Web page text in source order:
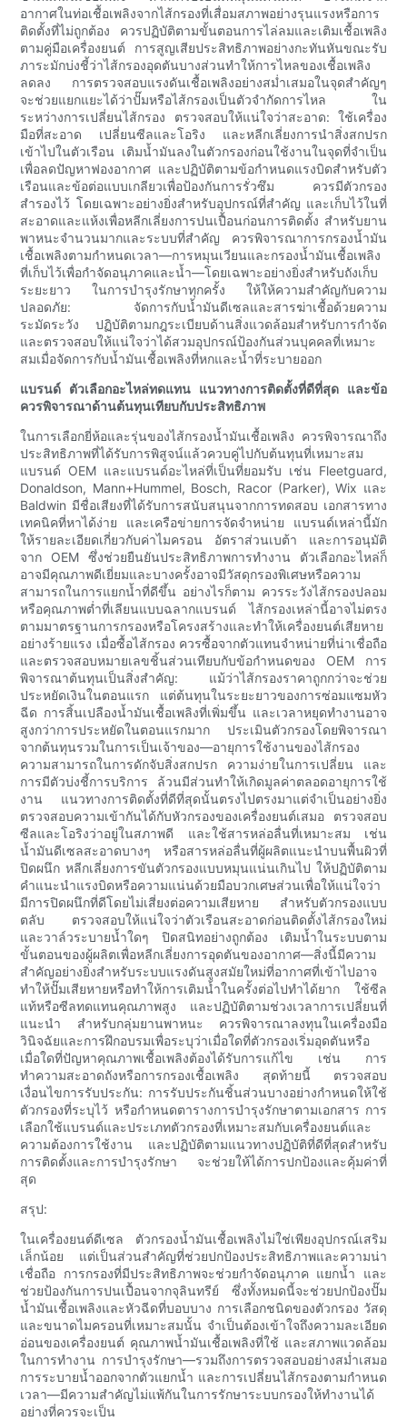
อากาศในท่อเชื้อเพลิงจากไส้กรองที่เสื่อมสภาพอย่างรุนแรงหรือการ
ติดตั้งที่ไม่ถูกต้อง ควรปฏิบัติตามขั้นตอนการไล่ลมและเติมเชื้อเพลิง
ตามคู่มือเครื่องยนต์ การสูญเสียประสิทธิภาพอย่างกะทันหันขณะรับ
ภาระมักบ่งชี้ว่าไส้กรองอุดตันบางส่วนทำให้การไหลของเชื้อเพลิง
ลดลง การตรวจสอบแรงดันเชื้อเพลิงอย่างสม่ำเสมอในจุดสำคัญๆ
จะช่วยแยกแยะได้ว่าปั๊มหรือไส้กรองเป็นตัวจำกัดการไหล ใน
ระหว่างการเปลี่ยนไส้กรอง ตรวจสอบให้แน่ใจว่าสะอาด: ใช้เครื่อง
มือที่สะอาด เปลี่ยนซีลและโอริง และหลีกเลี่ยงการนำสิ่งสกปรก
เข้าไปในตัวเรือน เติมน้ำมันลงในตัวกรองก่อนใช้งานในจุดที่จำเป็น
เพื่อลดปัญหาฟองอากาศ และปฏิบัติตามข้อกำหนดแรงบิดสำหรับตัว
เรือนและข้อต่อแบบเกลียวเพื่อป้องกันการรั่วซึม ควรมีตัวกรอง
สำรองไว้ โดยเฉพาะอย่างยิ่งสำหรับอุปกรณ์ที่สำคัญ และเก็บไว้ในที่
สะอาดและแห้งเพื่อหลีกเลี่ยงการปนเปื้อนก่อนการติดตั้ง สำหรับยาน
พาหนะจำนวนมากและระบบที่สำคัญ ควรพิจารณาการกรองน้ำมัน
เชื้อเพลิงตามกำหนดเวลา—การหมุนเวียนและกรองน้ำมันเชื้อเพลิง
ที่เก็บไว้เพื่อกำจัดอนุภาคและน้ำ—โดยเฉพาะอย่างยิ่งสำหรับถังเก็บ
ระยะยาว ในการบำรุงรักษาทุกครั้ง ให้ให้ความสำคัญกับความ
ปลอดภัย: จัดการกับน้ำมันดีเซลและสารฆ่าเชื้อด้วยความ
ระมัดระวัง ปฏิบัติตามกฎระเบียบด้านสิ่งแวดล้อมสำหรับการกำจัด
และตรวจสอบให้แน่ใจว่าได้สวมอุปกรณ์ป้องกันส่วนบุคคลที่เหมาะ
สมเมื่อจัดการกับน้ำมันเชื้อเพลิงที่หกและน้ำที่ระบายออก
แบรนด์ ตัวเลือกอะไหล่ทดแทน แนวทางการติดตั้งที่ดีที่สุด และข้อ
ควรพิจารณาด้านต้นทุนเทียบกับประสิทธิภาพ
ในการเลือกยี่ห้อและรุ่นของไส้กรองน้ำมันเชื้อเพลิง ควรพิจารณาถึง
ประสิทธิภาพที่ได้รับการพิสูจน์แล้วควบคู่ไปกับต้นทุนที่เหมาะสม
แบรนด์ OEM และแบรนด์อะไหล่ที่เป็นที่ยอมรับ เช่น Fleetguard,
Donaldson, Mann+Hummel, Bosch, Racor (Parker), Wix และ
Baldwin มีชื่อเสียงที่ได้รับการสนับสนุนจากการทดสอบ เอกสารทาง
เทคนิคที่หาได้ง่าย และเครือข่ายการจัดจำหน่าย แบรนด์เหล่านี้มัก
ให้รายละเอียดเกี่ยวกับค่าไมครอน อัตราส่วนเบต้า และการอนุมัติ
จาก OEM ซึ่งช่วยยืนยันประสิทธิภาพการทำงาน ตัวเลือกอะไหล่ก็
อาจมีคุณภาพดีเยี่ยมและบางครั้งอาจมีวัสดุกรองพิเศษหรือความ
สามารถในการแยกน้ำที่ดีขึ้น อย่างไรก็ตาม ควรระวังไส้กรองปลอม
หรือคุณภาพต่ำที่เลียนแบบฉลากแบรนด์ ไส้กรองเหล่านี้อาจไม่ตรง
ตามมาตรฐานการกรองหรือโครงสร้างและทำให้เครื่องยนต์เสียหาย
อย่างร้ายแรง เมื่อซื้อไส้กรอง ควรซื้อจากตัวแทนจำหน่ายที่น่าเชื่อถือ
และตรวจสอบหมายเลขชิ้นส่วนเทียบกับข้อกำหนดของ OEM การ
พิจารณาต้นทุนเป็นสิ่งสำคัญ: แม้ว่าไส้กรองราคาถูกกว่าจะช่วย
ประหยัดเงินในตอนแรก แต่ต้นทุนในระยะยาวของการซ่อมแซมหัว
ฉีด การสิ้นเปลืองน้ำมันเชื้อเพลิงที่เพิ่มขึ้น และเวลาหยุดทำงานอาจ
สูงกว่าการประหยัดในตอนแรกมาก ประเมินตัวกรองโดยพิจารณา
จากต้นทุนรวมในการเป็นเจ้าของ—อายุการใช้งานของไส้กรอง
ความสามารถในการดักจับสิ่งสกปรก ความง่ายในการเปลี่ยน และ
การมีตัวบ่งชี้การบริการ ล้วนมีส่วนทำให้เกิดมูลค่าตลอดอายุการใช้
งาน แนวทางการติดตั้งที่ดีที่สุดนั้นตรงไปตรงมาแต่จำเป็นอย่างยิ่ง
ตรวจสอบความเข้ากันได้กับหัวกรองของเครื่องยนต์เสมอ ตรวจสอบ
ซีลและโอริงว่าอยู่ในสภาพดี และใช้สารหล่อลื่นที่เหมาะสม เช่น
น้ำมันดีเซลสะอาดบางๆ หรือสารหล่อลื่นที่ผู้ผลิตแนะนำบนพื้นผิวที่
ปิดผนึก หลีกเลี่ยงการขันตัวกรองแบบหมุนแน่นเกินไป ให้ปฏิบัติตาม
คำแนะนำแรงบิดหรือความแน่นด้วยมือบวกเศษส่วนเพื่อให้แน่ใจว่า
มีการปิดผนึกที่ดีโดยไม่เสี่ยงต่อความเสียหาย สำหรับตัวกรองแบบ
ตลับ ตรวจสอบให้แน่ใจว่าตัวเรือนสะอาดก่อนติดตั้งไส้กรองใหม่
และวาล์วระบายน้ำใดๆ ปิดสนิทอย่างถูกต้อง เติมน้ำในระบบตาม
ขั้นตอนของผู้ผลิตเพื่อหลีกเลี่ยงการอุดตันของอากาศ—สิ่งนี้มีความ
สำคัญอย่างยิ่งสำหรับระบบแรงดันสูงสมัยใหม่ที่อากาศที่เข้าไปอาจ
ทำให้ปั๊มเสียหายหรือทำให้การเติมน้ำในครั้งต่อไปทำได้ยาก ใช้ซีล
แท้หรือซีลทดแทนคุณภาพสูง และปฏิบัติตามช่วงเวลาการเปลี่ยนที่
แนะนำ สำหรับกลุ่มยานพาหนะ ควรพิจารณาลงทุนในเครื่องมือ
วินิจฉัยและการฝึกอบรมเพื่อระบุว่าเมื่อใดที่ตัวกรองเริ่มอุดตันหรือ
เมื่อใดที่ปัญหาคุณภาพเชื้อเพลิงต้องได้รับการแก้ไข เช่น การ
ทำความสะอาดถังหรือการกรองเชื้อเพลิง สุดท้ายนี้ ตรวจสอบ
เงื่อนไขการรับประกัน: การรับประกันชิ้นส่วนบางอย่างกำหนดให้ใช้
ตัวกรองที่ระบุไว้ หรือกำหนดตารางการบำรุงรักษาตามเอกสาร การ
เลือกใช้แบรนด์และประเภทตัวกรองที่เหมาะสมกับเครื่องยนต์และ
ความต้องการใช้งาน และปฏิบัติตามแนวทางปฏิบัติที่ดีที่สุดสำหรับ
การติดตั้งและการบำรุงรักษา จะช่วยให้ได้การปกป้องและคุ้มค่าที่
สุด
สรุป:
ในเครื่องยนต์ดีเซล ตัวกรองน้ำมันเชื้อเพลิงไม่ใช่เพียงอุปกรณ์เสริม
เล็กน้อย แต่เป็นส่วนสำคัญที่ช่วยปกป้องประสิทธิภาพและความน่า
เชื่อถือ การกรองที่มีประสิทธิภาพจะช่วยกำจัดอนุภาค แยกน้ำ และ
ช่วยป้องกันการปนเปื้อนจากจุลินทรีย์ ซึ่งทั้งหมดนี้จะช่วยปกป้องปั๊ม
น้ำมันเชื้อเพลิงและหัวฉีดที่บอบบาง การเลือกชนิดของตัวกรอง วัสดุ
และขนาดไมครอนที่เหมาะสมนั้น จำเป็นต้องเข้าใจถึงความละเอียด
อ่อนของเครื่องยนต์ คุณภาพน้ำมันเชื้อเพลิงที่ใช้ และสภาพแวดล้อม
ในการทำงาน การบำรุงรักษา—รวมถึงการตรวจสอบอย่างสม่ำเสมอ
การระบายน้ำออกจากตัวแยกน้ำ และการเปลี่ยนไส้กรองตามกำหนด
เวลา—มีความสำคัญไม่แพ้กันในการรักษาระบบกรองให้ทำงานได้
อย่างที่ควรจะเป็น